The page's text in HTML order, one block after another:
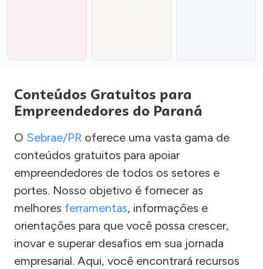
Conteúdos Gratuitos para
Empreendedores do Paraná
O Sebrae/PR oferece uma vasta gama de
conteúdos gratuitos para apoiar
empreendedores de todos os setores e
portes. Nosso objetivo é fornecer as
melhores ferramentas, informações e
orientações para que você possa crescer,
inovar e superar desafios em sua jornada
empresarial. Aqui, você encontrará recursos